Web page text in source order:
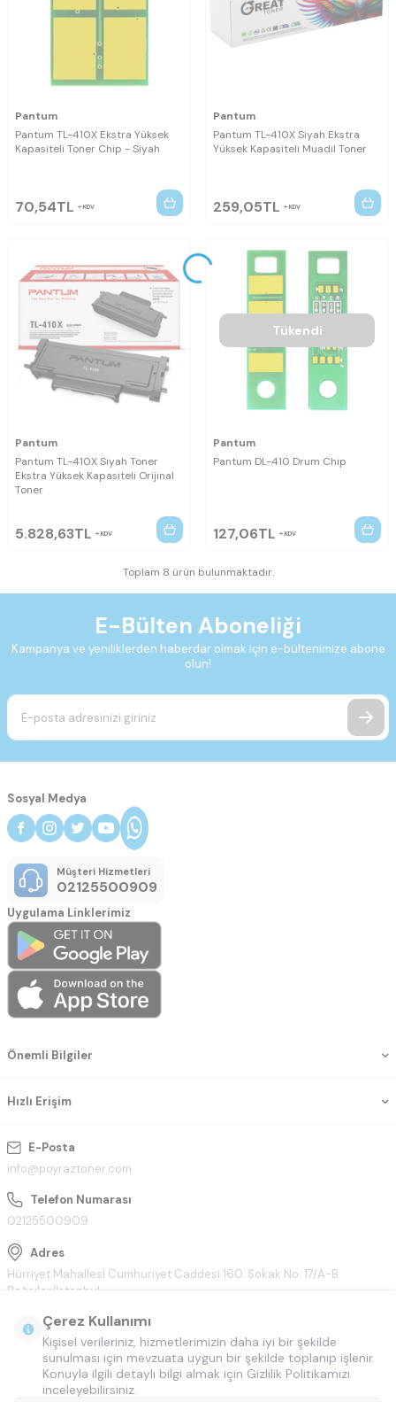
Pantum
Pantum TL-410X Ekstra Yüksek
Kapasiteli Toner Chip - Siyah
70,54TL KDV
Pantum
Pantum TL-410X Siyah Ekstra
Yüksek Kapasiteli Muadil Toner
259,05TL KDV
Pantum
Pantum TL-410X Siyah Toner
Ekstra Yüksek Kapasiteli Orijinal
Toner
5.828,63TL KDV
Tükendi
Pantum
Pantum DL-410 Drum Chip
127,06TL KDV
Toplam 8 ürün bulunmaktadır.
E-Bülten Aboneliği
Kampanya ve yeniliklerden haberdar olmak için e-bültenimize abone
olun!
E-Posta
info@poyraztoner.com
Telefon Numarası
02125500909
Adres
Hürriyet Mahallesi Cumhuriyet Caddesi 160. Sokak No: 17/A-B
Bağcılar/İstanbul
Önemli Bilgiler
Hızlı Erişim
Sosyal Medya
Müşteri Hizmetleri
02125500909
Uygulama Linklerimiz
Çerez Kullanımı
Kişisel verileriniz, hizmetlerimizin daha iyi bir şekilde
sunulması için mevzuata uygun bir şekilde toplanıp işlenir.
Konuyla ilgili detaylı bilgi almak için Gizlilik Politikamızı
inceleyebilirsiniz.